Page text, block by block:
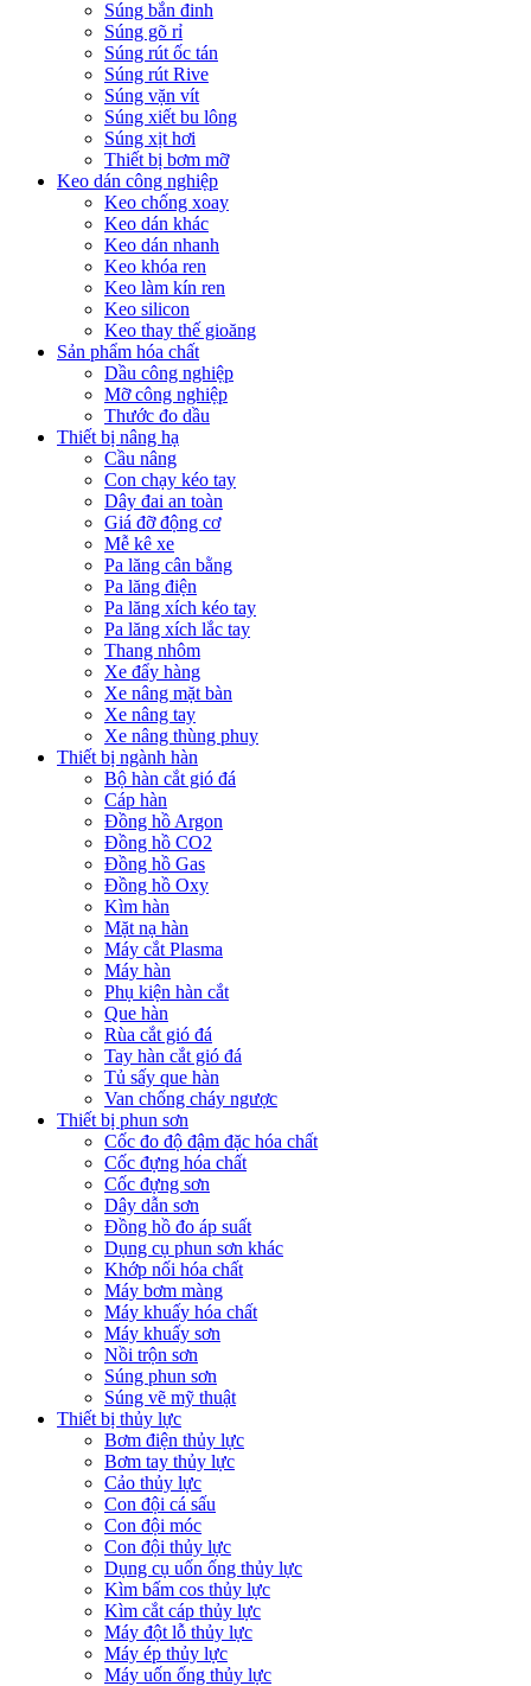
Súng bắn đinh
Súng gõ rỉ
Súng rút ốc tán
Súng rút Rive
Súng vặn vít
Súng xiết bu lông
Súng xịt hơi
Thiết bị bơm mỡ
Keo dán công nghiệp
Keo chống xoay
Keo dán khác
Keo dán nhanh
Keo khóa ren
Keo làm kín ren
Keo silicon
Keo thay thế gioăng
Sản phẩm hóa chất
Dầu công nghiệp
Mỡ công nghiệp
Thước đo dầu
Thiết bị nâng hạ
Cầu nâng
Con chạy kéo tay
Dây đai an toàn
Giá đỡ động cơ
Mễ kê xe
Pa lăng cân bằng
Pa lăng điện
Pa lăng xích kéo tay
Pa lăng xích lắc tay
Thang nhôm
Xe đẩy hàng
Xe nâng mặt bàn
Xe nâng tay
Xe nâng thùng phuy
Thiết bị ngành hàn
Bộ hàn cắt gió đá
Cáp hàn
Đồng hồ Argon
Đồng hồ CO2
Đồng hồ Gas
Đồng hồ Oxy
Kìm hàn
Mặt nạ hàn
Máy cắt Plasma
Máy hàn
Phụ kiện hàn cắt
Que hàn
Rùa cắt gió đá
Tay hàn cắt gió đá
Tủ sấy que hàn
Van chống cháy ngược
Thiết bị phun sơn
Cốc đo độ đậm đặc hóa chất
Cốc đựng hóa chất
Cốc đựng sơn
Dây dẫn sơn
Đồng hồ đo áp suất
Dụng cụ phun sơn khác
Khớp nối hóa chất
Máy bơm màng
Máy khuấy hóa chất
Máy khuấy sơn
Nồi trộn sơn
Súng phun sơn
Súng vẽ mỹ thuật
Thiết bị thủy lực
Bơm điện thủy lực
Bơm tay thủy lực
Cảo thủy lực
Con đội cá sấu
Con đội móc
Con đội thủy lực
Dụng cụ uốn ống thủy lực
Kìm bấm cos thủy lực
Kìm cắt cáp thủy lực
Máy đột lỗ thủy lực
Máy ép thủy lực
Máy uốn ống thủy lực